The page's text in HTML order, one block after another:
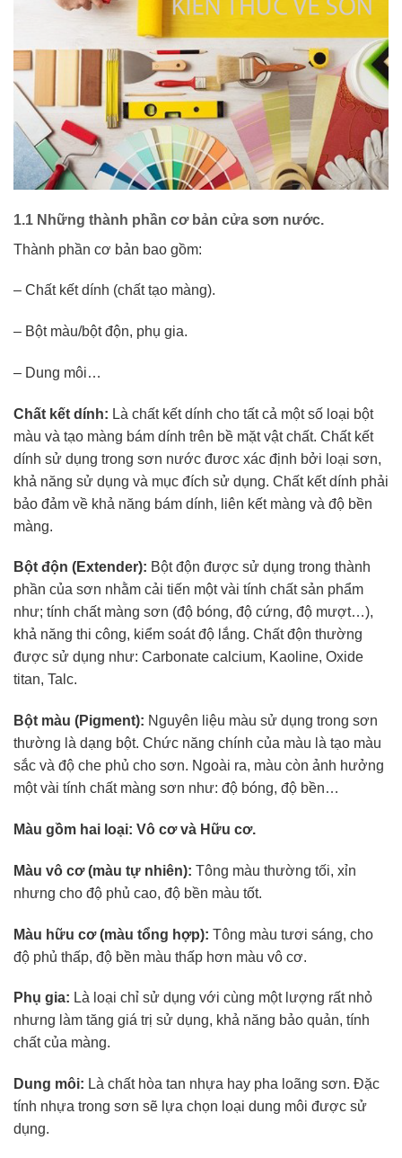
1.1 Những thành phần cơ bản cửa sơn nước.
Thành phần cơ bản bao gồm:
– Chất kết dính (chất tạo màng).
– Bột màu/bột độn, phụ gia.
– Dung môi…
Chất kết dính: Là chất kết dính cho tất cả một số loại bột
màu và tạo màng bám dính trên bề mặt vật chất. Chất kết
dính sử dụng trong sơn nước đươc xác định bởi loại sơn,
khả năng sử dụng và mục đích sử dụng. Chất kết dính phải
bảo đảm về khả năng bám dính, liên kết màng và độ bền
màng.
Bột độn (Extender): Bột độn được sử dụng trong thành
phần của sơn nhằm cải tiến một vài tính chất sản phẩm
như; tính chất màng sơn (độ bóng, độ cứng, độ mượt…),
khả năng thi công, kiểm soát độ lắng. Chất độn thường
được sử dụng như: Carbonate calcium, Kaoline, Oxide
titan, Talc.
Bột màu (Pigment): Nguyên liệu màu sử dụng trong sơn
thường là dạng bột. Chức năng chính của màu là tạo màu
sắc và độ che phủ cho sơn. Ngoài ra, màu còn ảnh hưởng
một vài tính chất màng sơn như: độ bóng, độ bền…
Màu gồm hai loại: Vô cơ và Hữu cơ.
Màu vô cơ (màu tự nhiên): Tông màu thường tối, xỉn
nhưng cho độ phủ cao, độ bền màu tốt.
Màu hữu cơ (màu tổng hợp): Tông màu tươi sáng, cho
độ phủ thấp, độ bền màu thấp hơn màu vô cơ.
Phụ gia: Là loại chỉ sử dụng với cùng một lượng rất nhỏ
nhưng làm tăng giá trị sử dụng, khả năng bảo quản, tính
chất của màng.
Dung môi: Là chất hòa tan nhựa hay pha loãng sơn. Đặc
tính nhựa trong sơn sẽ lựa chọn loại dung môi được sử
dụng.